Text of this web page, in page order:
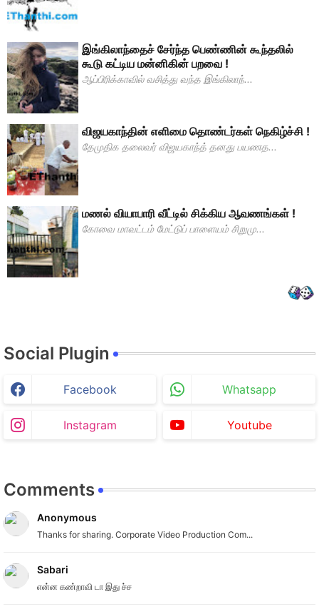
இங்கிலாந்தைச் சேர்ந்த பெண்ணின் கூந்தலில்
கூடு கட்டிய மன்னிகின் பறவை !
ஆப்பிரிக்காவில் வசித்து வந்த இங்கிலாந்...
விஜயகாந்தின் எளிமை தொண்டர்கள் நெகிழ்ச்சி !
தேமுதிக தலைவர் விஜயகாந்த் தனது பயணத...
மணல் வியாபாரி வீட்டில் சிக்கிய ஆவணங்கள் !
கோவை மாவட்டம் மேட்டுப் பாளையம் சிறுமு...
Social Plugin
Facebook Whatsapp
Instagram Youtube
Comments
Anonymous
Thanks for sharing. Corporate Video Production Com...
Sabari
என்ன கண்றாவி டா இது ச்ச